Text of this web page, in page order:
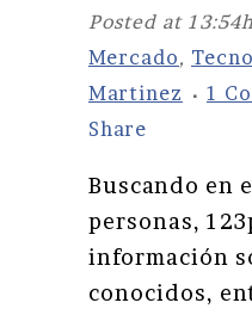
Posted at 13:54h
Mercado,
Martinez
1
Share
Buscando en
personas,
información
conocidos,